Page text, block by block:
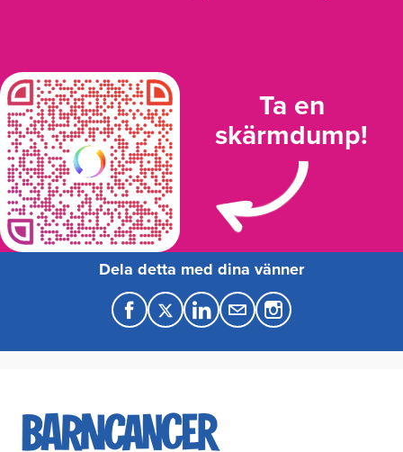
Ta en
skärmdump!
Dela detta med dina vänner
F
a
e
T
w
t
L
i
k
M
a